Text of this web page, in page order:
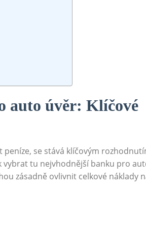
auto ⁤úvěr: Klíčové
se ⁣stává klíčovým
tu nejvhodnější banku pro
zásadně ⁤ovlivnit ‍celkové náklady